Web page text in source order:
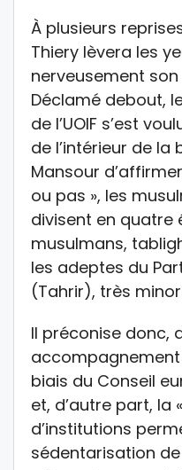
À plusieurs
Thiery lèvera les
nerveusement
Déclamé debout,
de l’UOIF s’est
de l’intérieur de la
Mansour
ou pas », les
divisent en quatre
musulmans,
les adeptes du
(Tahrir), très
Il préconise donc,
biais du Conseil
et, d’autre part, la
d’institutions
sédentarisation de